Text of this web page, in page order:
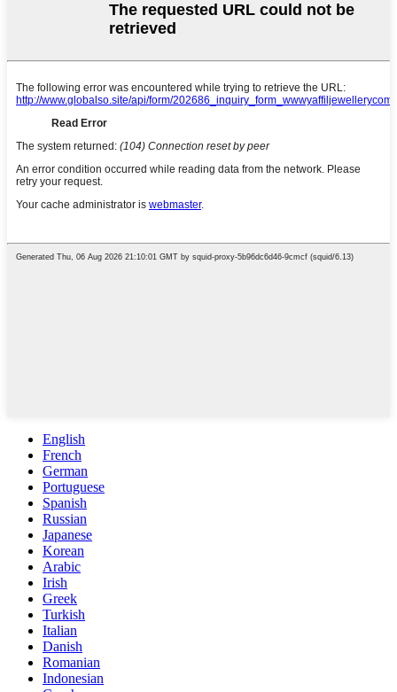
English
French
German
Portuguese
Spanish
Russian
Japanese
Korean
Arabic
Irish
Greek
Turkish
Italian
Danish
Romanian
Indonesian